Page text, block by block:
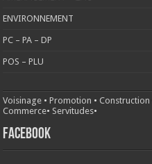
ENVIRONNEMENT
PC – PA – DP
POS – PLU
Voisinage •Promotion •Construction
Commerce• Servitudes•
FACEBOOK